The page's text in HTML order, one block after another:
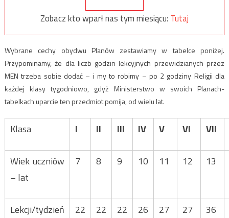
Zobacz kto wparł nas tym miesiącu: Tutaj
Wybrane cechy obydwu Planów zestawiamy w tabelce poniżej.
Przypominamy, że dla liczb godzin lekcyjnych przewidzianych przez
MEN trzeba sobie dodać – i my to robimy – po 2 godziny Religii dla
każdej klasy tygodniowo, gdyż Ministerstwo w swoich Planach-
tabelkach uparcie ten przedmiot pomija, od wielu lat.
Klasa I II III IV V VI VII
Wiek uczniów
– lat
7 8 9 10 11 12 13
Lekcji/tydzień
22 22 22 26 27 27 36